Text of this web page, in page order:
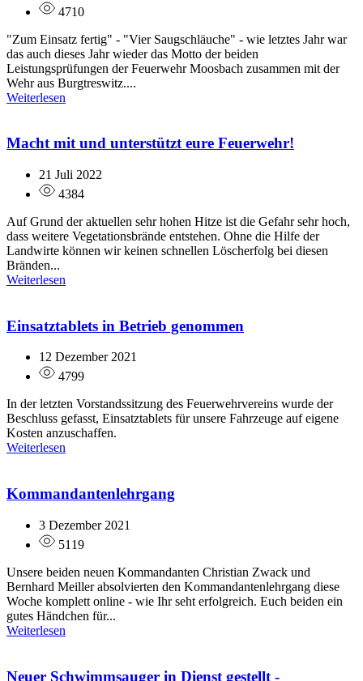
4710
"Zum Einsatz fertig" - "Vier Saugschläuche" - wie letztes Jahr war
das auch dieses Jahr wieder das Motto der beiden
Leistungsprüfungen der Feuerwehr Moosbach zusammen mit der
Wehr aus Burgtreswitz....
Weiterlesen
Macht mit und unterstützt eure Feuerwehr!
21 Juli 2022
4384
Auf Grund der aktuellen sehr hohen Hitze ist die Gefahr sehr hoch,
dass weitere Vegetationsbrände entstehen. Ohne die Hilfe der
Landwirte können wir keinen schnellen Löscherfolg bei diesen
Bränden...
Weiterlesen
Einsatztablets in Betrieb genommen
12 Dezember 2021
4799
In der letzten Vorstandssitzung des Feuerwehrvereins wurde der
Beschluss gefasst, Einsatztablets für unsere Fahrzeuge auf eigene
Kosten anzuschaffen.
Weiterlesen
Kommandantenlehrgang
3 Dezember 2021
5119
Unsere beiden neuen Kommandanten Christian Zwack und
Bernhard Meiller absolvierten den Kommandantenlehrgang diese
Woche komplett online - wie Ihr seht erfolgreich. Euch beiden ein
gutes Händchen für...
Weiterlesen
Neuer Schwimmsauger in Dienst gestellt -